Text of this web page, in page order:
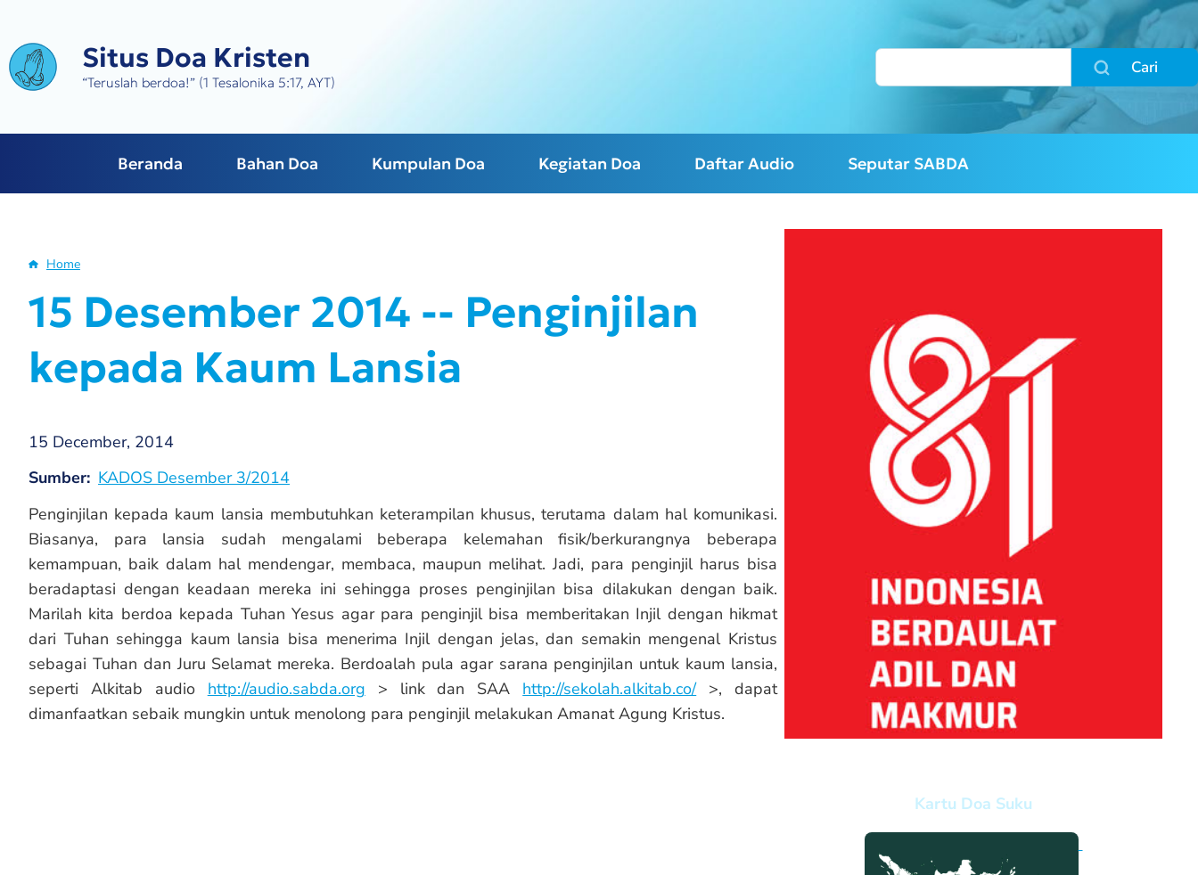
main
content
Situs Doa Kristen
“Teruslah berdoa!” (1 Tesalonika 5:17, AYT)
Beranda Bahan Doa Kumpulan Doa Kegiatan Doa Daftar Audio Seputar SABDA
Home
15 Desember 2014 -- Penginjilan
kepada Kaum Lansia
15 December, 2014
Sumber KADOS Desember 3/2014
Penginjilan kepada kaum lansia membutuhkan keterampilan khusus, terutama dalam hal komunikasi.
Biasanya, para lansia sudah mengalami beberapa kelemahan fisik/berkurangnya beberapa
kemampuan, baik dalam hal mendengar, membaca, maupun melihat. Jadi, para penginjil harus bisa
beradaptasi dengan keadaan mereka ini sehingga proses penginjilan bisa dilakukan dengan baik.
Marilah kita berdoa kepada Tuhan Yesus agar para penginjil bisa memberitakan Injil dengan hikmat
dari Tuhan sehingga kaum lansia bisa menerima Injil dengan jelas, dan semakin mengenal Kristus
sebagai Tuhan dan Juru Selamat mereka. Berdoalah pula agar sarana penginjilan untuk kaum lansia,
seperti Alkitab audio http://audio.sabda.org > link dan SAA http://sekolah.alkitab.co/>, dapat
dimanfaatkan sebaik mungkin untuk menolong para penginjil melakukan Amanat Agung Kristus.
Kartu Doa Suku